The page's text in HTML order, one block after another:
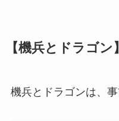
【機兵とドラゴ
機兵とドラゴンは、事